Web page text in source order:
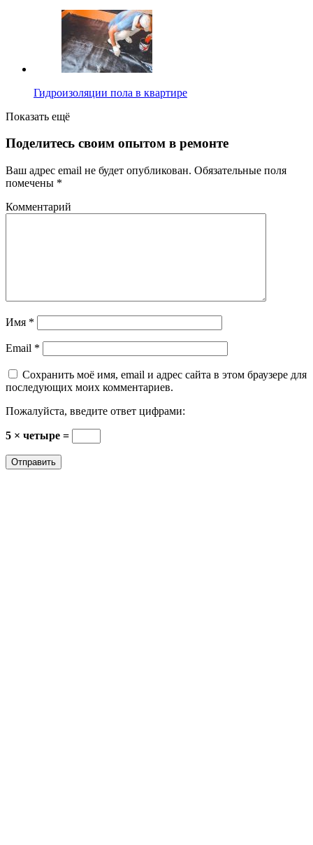
Гидроизоляции пола в квартире
Показать ещё
Поделитесь своим опытом в ремонте
Ваш адрес email не будет опубликован. Обязательные поля
помечены *
Комментарий
Имя *
Email *
Сохранить моё имя, email и адрес сайта в этом браузере для
последующих моих комментариев.
Пожалуйста, введите ответ цифрами:
5 × четыре =